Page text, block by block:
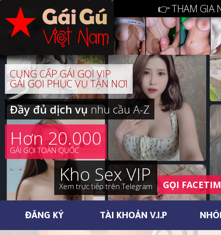
👉 THAM GIA
CUNG CẤP GÁI GỌI VIP
GÁI GỌI PHỤC VỤ TẬN NƠI
Đầy đủ dịch vụnhu cầu A-Z
Hơn 20.000
GÁI GỌI TOÀN QUỐC
Kho Sex VIP
Xem trực tiếp trên Telegram GỌI
ĐĂNG KÝ TÀI KHOẢN V.I.P